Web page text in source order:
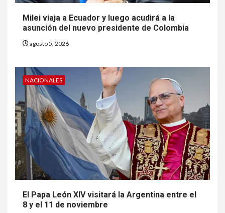
Milei viaja a Ecuador y luego acudirá a la
asunción del nuevo presidente de Colombia
agosto 5, 2026
NACIONALES
El Papa León XIV visitará la Argentina entre el
8 y el 11 de noviembre